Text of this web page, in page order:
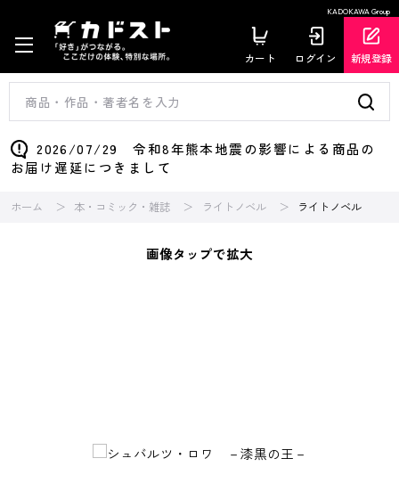
KADOKAWA Group
カート ログイン 新規登録
2026/07/29 令和8年熊本地震の影響による商品の
お届け遅延につきまして
ホーム 本・コミック・雑誌 ライトノベル ライトノベル
画像タップで拡大